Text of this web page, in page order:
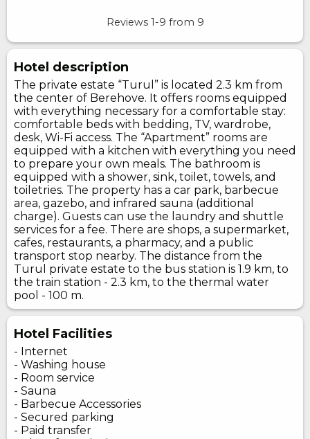
Reviews 1-9 from 9
Hotel description
The private estate “Turul” is located 2.3 km from
the center of Berehove. It offers rooms equipped
with everything necessary for a comfortable stay:
comfortable beds with bedding, TV, wardrobe,
desk, Wi-Fi access. The “Apartment” rooms are
equipped with a kitchen with everything you need
to prepare your own meals. The bathroom is
equipped with a shower, sink, toilet, towels, and
toiletries. The property has a car park, barbecue
area, gazebo, and infrared sauna (additional
charge). Guests can use the laundry and shuttle
services for a fee. There are shops, a supermarket,
cafes, restaurants, a pharmacy, and a public
transport stop nearby. The distance from the
Turul private estate to the bus station is 1.9 km, to
the train station - 2.3 km, to the thermal water
pool - 100 m.
Hotel Facilities
- Internet
- Washing house
- Room service
- Sauna
- Barbecue Accessories
- Secured parking
- Paid transfer